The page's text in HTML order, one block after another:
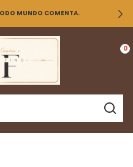
MUNDO COMENTA.
0